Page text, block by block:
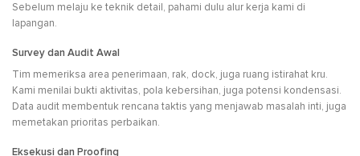
Sebelum melaju ke teknik detail, pahami dulu alur kerja kami di
lapangan.
Survey dan Audit Awal
Tim memeriksa area penerimaan, rak, dock, juga ruang istirahat kru.
Kami menilai bukti aktivitas, pola kebersihan, juga potensi kondensasi.
Data audit membentuk rencana taktis yang menjawab masalah inti, juga
memetakan prioritas perbaikan.
Eksekusi dan Proofing